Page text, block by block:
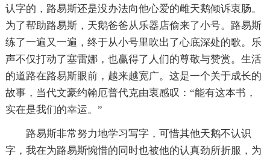
认字的，路易斯还是没办法向他心爱的雌天鹅倾诉衷肠。
为了帮助路易斯，天鹅爸爸从乐器店偷来了小号。路易斯
练了一遍又一遍，终于从小号里吹出了心底深处的歌。乐
声不仅打动了塞雷娜，也赢得了人们的尊敬与赞赏。生活
的道路在路易斯眼前，越来越宽广。这是一个关于成长的
故事，当代文豪约翰厄普代克由衷感叹：“能有这本书，
实在是我们的幸运。”
路易斯非常努力地学习写字，可惜其他天鹅不认识
字，我在为路易斯惋惜的同时也被他的认真劲所折服，为